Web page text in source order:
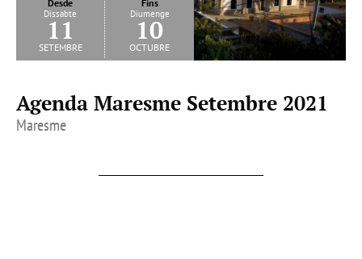
Desde
Dissabte
11
setembre
Fins
Diumenge
10
octubre
Agenda Maresme Setembre 2021
Maresme